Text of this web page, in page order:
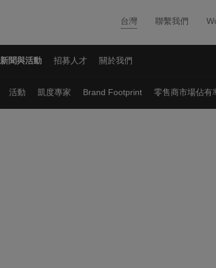
台灣 聯繫我們
新聞與活動 招募人才 關於我們
活動 凱度專家 Brand Footprint 零售商市場佔有